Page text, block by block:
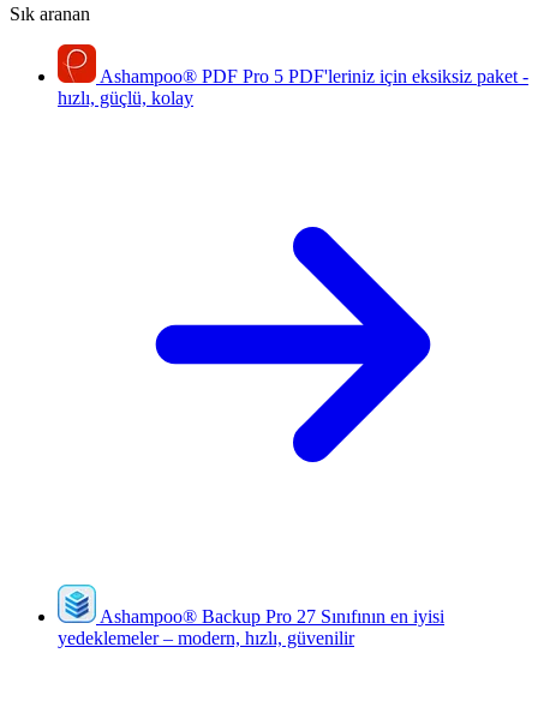
Sık aranan
Ashampoo® PDF Pro 5 PDF'leriniz için eksiksiz paket -
hızlı, güçlü, kolay
Ashampoo® Backup Pro 27 Sınıfının en iyisi
yedeklemeler – modern, hızlı, güvenilir